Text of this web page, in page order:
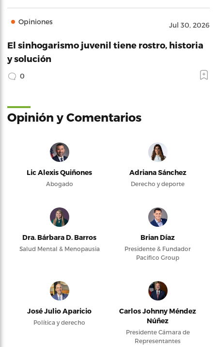
Opiniones Jul 30, 2026
El sinhogarismo juvenil tiene rostro, historia
y solución
0
Opinión y Comentarios
Lic Alexis Quiñones
Abogado
Adriana Sánchez
Derecho y deporte
Dra. Bárbara D. Barros
Salud Mental & Menopausia
Brian Díaz
Presidente & Fundador
Pacifico Group
José Julio Aparicio
Política y derecho
Carlos Johnny Méndez
Núñez
Presidente Cámara de
Representantes